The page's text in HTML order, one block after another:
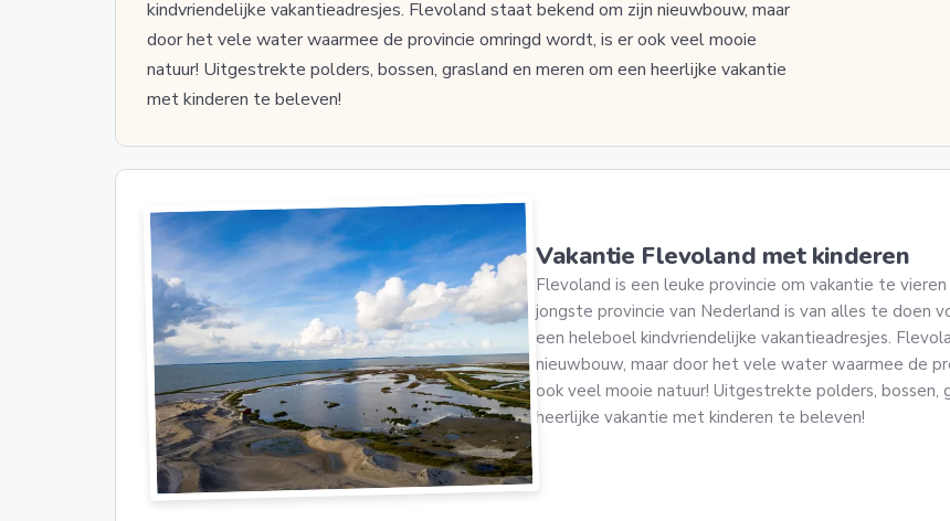
kindvriendelijke vakantieadresjes. Flevoland staat bekend om zijn nieuwbouw, maar
door het vele water waarmee de provincie omringd wordt, is er ook veel mooie
natuur! Uitgestrekte polders, bossen, grasland en meren om een heerlijke vakantie
met kinderen te beleven!
Vakantie Flevoland met kinderen
Flevoland is een leuke provincie om vakantie te
jongste provincie van Nederland is van alles te doen
een heleboel kindvriendelijke vakantieadresjes.
nieuwbouw, maar door het vele water waarmee de
ook veel mooie natuur! Uitgestrekte polders, bossen,
heerlijke vakantie met kinderen te beleven!